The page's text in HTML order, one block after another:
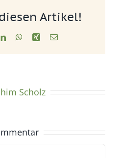
Artikel!
LinkedInWhatsApp
Xing E-
Scholz